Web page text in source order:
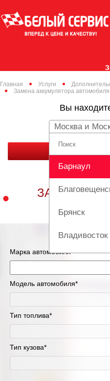
Главная Услуги
Замена аккумулятора автомобиля
Вы
Москва и
Барнаул
Брянск
Владивосток
Вологда
Екатеринбург
Казань
Киров
Красноярск
ЗАМЕНА
Марка автомобиля*
Модель автомобиля*
Тип топлива*
Тип кузова*